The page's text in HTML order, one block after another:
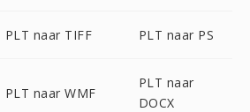
PLT naar TIFF PLT naar PS
PLT naar WMF
PLT naar
DOCX